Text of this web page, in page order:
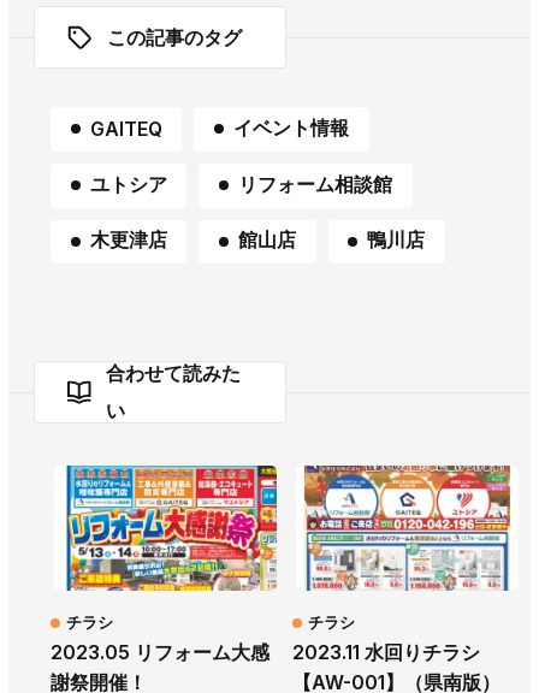
この記事のタグ
GAITEQ イベント情報
ユトシア リフォーム相談館
木更津店 館山店 鴨川店
合わせて読みた
い
2023.05 リフォーム大感
謝祭開催！
チラシ
2023.11 水回りチラシ
【AW-001】（県南版）
チラシ